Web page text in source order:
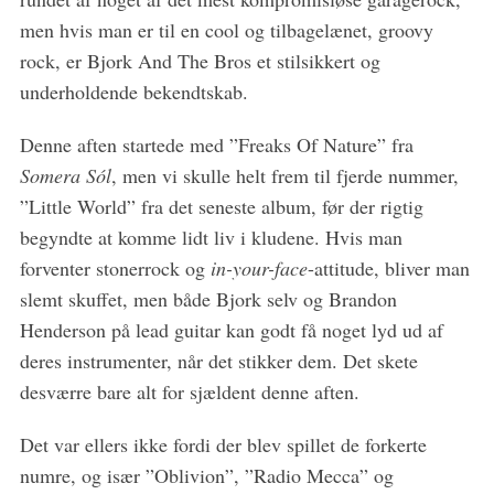
men hvis man er til en cool og tilbagelænet, groovy
rock, er Bjork And The Bros et stilsikkert og
underholdende bekendtskab.
Denne aften startede med ”Freaks Of Nature” fra
Somera Sól, men vi skulle helt frem til fjerde nummer,
”Little World” fra det seneste album, før der rigtig
begyndte at komme lidt liv i kludene. Hvis man
forventer stonerrock og in-your-face-attitude, bliver man
slemt skuffet, men både Bjork selv og Brandon
Henderson på lead guitar kan godt få noget lyd ud af
deres instrumenter, når det stikker dem. Det skete
desværre bare alt for sjældent denne aften.
Det var ellers ikke fordi der blev spillet de forkerte
numre, og især ”Oblivion”, ”Radio Mecca” og
a
r
c
f
r